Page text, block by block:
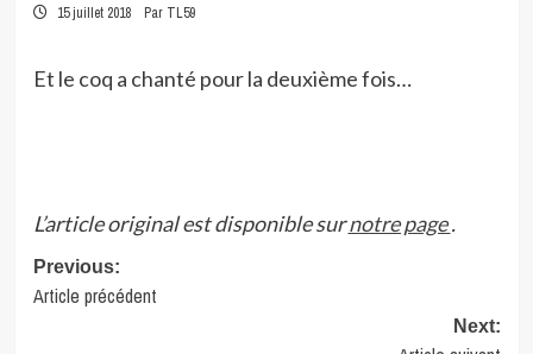
15 juillet 2018 Par TL59
Et le coq a chanté pour la deuxième fois…
L’article original est disponible surnotre page.
Post
navigation
Previous:
Article précédent
Next: